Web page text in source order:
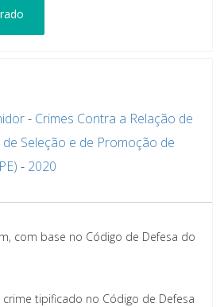
- Crimes Contra a Relação de
Seleção e de Promoção de
- 2020
com base no Código de Defesa do
crime tipificado no Código de Defesa